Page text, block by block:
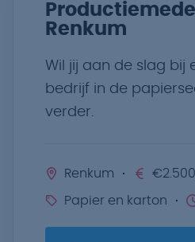
Renkum
Wil jij aan de slag bij
bedrijf in de
verder.
Renkum
Papier en karton